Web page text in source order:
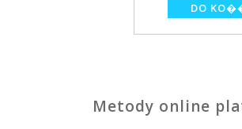
Metody online